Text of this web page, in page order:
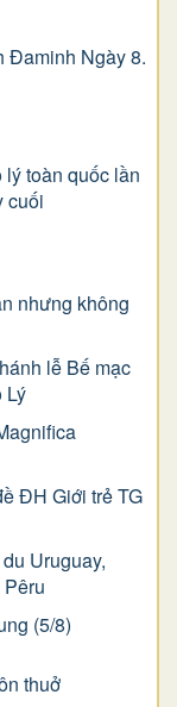
Đaminh Ngày 8.
toàn quốc lần
cuối
nhưng không
lễ Bế mạc
Lý
ĐH Giới trẻ TG
Uruguay,
(5/8)
thuở